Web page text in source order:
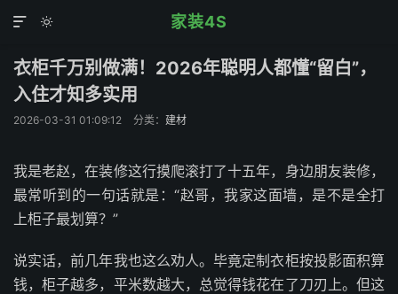
家装4S


衣柜千万别做满！2026年聪明人都懂“留白”，
入住才知多实用
2026-03-31 01:09:12 分类： 建材
我是老赵，在装修这行摸爬滚打了十五年，身边朋友装修，
最常听到的一句话就是：“赵哥，我家这面墙，是不是全打
上柜子最划算？”
说实话，前几年我也这么劝人。毕竟定制衣柜按投影面积算
钱，柜子越多，平米数越大，总觉得钱花在了刀刃上。但这